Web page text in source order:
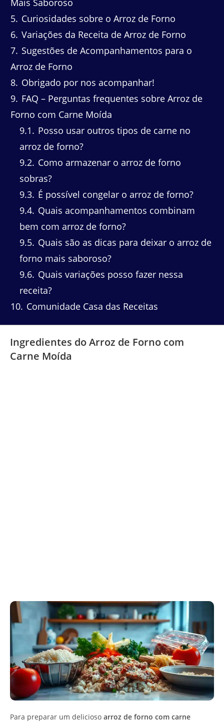
Mais Saboroso
5 Curiosidades sobre o Arroz de Forno
6 Variações da Receita de Arroz de Forno
7 Sugestões de Acompanhamentos para o
Arroz de Forno
8 Obrigado por nos acompanhar!
9 FAQ – Perguntas frequentes sobre Arroz de
Forno com Carne Moída
9.1
Posso usar outros tipos de carne no
arroz de forno?
9.2 Como armazenar o arroz de forno
sobras?
9.3 É possível congelar o arroz de forno?
9.4 Quais acompanhamentos combinam
bem com arroz de forno?
9.5 Quais são as dicas para deixar o arroz de
forno mais saboroso?
9.6 Quais variações posso fazer nessa
receita?
10 Comunidade Casa das Receitas
Ingredientes do Arroz de Forno com
Carne Moída
Para preparar um delicioso arroz de forno com carne